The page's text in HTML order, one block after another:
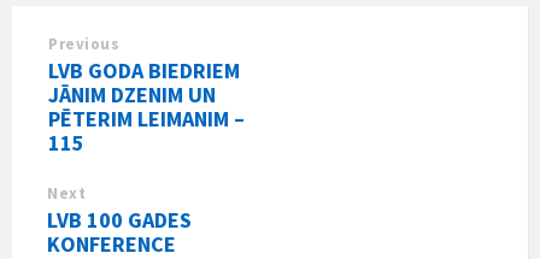
Previous
LVB GODA BIEDRIEM
JĀNIM DZENIM UN
PĒTERIM LEIMANIM –
115
Next
LVB 100 GADES
KONFERENCE